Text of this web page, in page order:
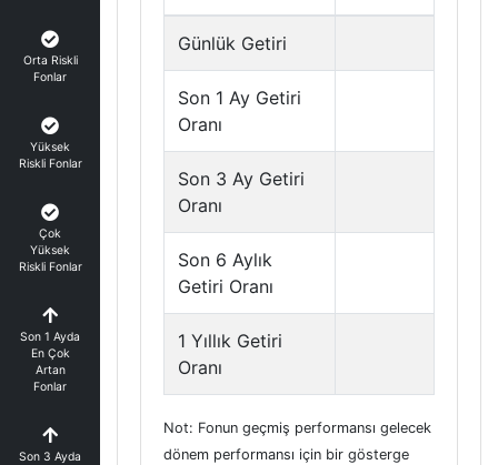
Orta Riskli
Fonlar
Yüksek
Riskli Fonlar
Çok
Yüksek
Riskli Fonlar
Son 1 Ayda
En Çok
Artan
Fonlar
Son 3 Ayda
Günlük Getiri
Son 1 Ay Getiri
Oranı
Son 3 Ay Getiri
Oranı
Son 6 Aylık
Getiri Oranı
1 Yıllık Getiri
Oranı
Not: Fonun geçmiş performansı gelecek
dönem performansı için bir gösterge